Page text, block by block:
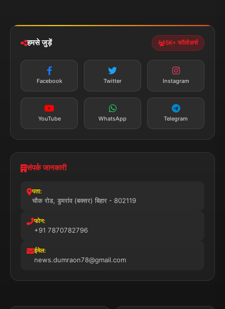
हमसे जुड़ें 5K+ फॉलोअर्स
Facebook Twitter Instagram
YouTube WhatsApp Telegram
संपर्क जानकारी
पता:
चौक रोड, डुमरांव (बक्सर) बिहार - 802119
फोन:
+91 7870782796
ईमेल:
news.dumraon78@gmail.com